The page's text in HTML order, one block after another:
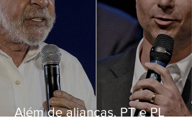
Além de alianças, PT e PL